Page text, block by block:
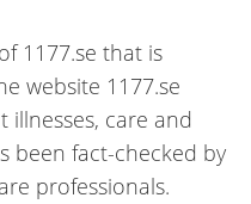
1177.se that is
website 1177.se
care and
been fact-checked by
professionals.